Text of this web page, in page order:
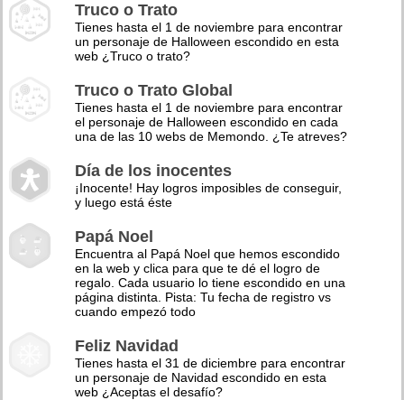
Truco o Trato
Tienes hasta el 1 de noviembre para encontrar
un personaje de Halloween escondido en esta
web ¿Truco o trato?
Truco o Trato Global
Tienes hasta el 1 de noviembre para encontrar
el personaje de Halloween escondido en cada
una de las 10 webs de Memondo. ¿Te atreves?
Día de los inocentes
¡Inocente! Hay logros imposibles de conseguir,
y luego está éste
Papá Noel
Encuentra al Papá Noel que hemos escondido
en la web y clica para que te dé el logro de
regalo. Cada usuario lo tiene escondido en una
página distinta. Pista: Tu fecha de registro vs
cuando empezó todo
Feliz Navidad
Tienes hasta el 31 de diciembre para encontrar
un personaje de Navidad escondido en esta
web ¿Aceptas el desafío?